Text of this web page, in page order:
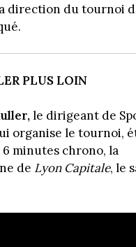
direction du tournoi
PLUS LOIN
le dirigeant de
organise le tournoi,
minutes chrono, la
de Lyon Capitale, le